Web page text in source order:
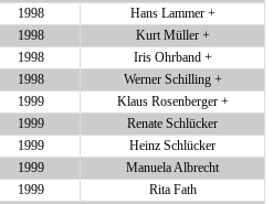
1998
Hans Lammer +
1998
Kurt Müller +
1998
Iris Ohrband +
1998
Werner Schilling +
1999
Klaus Rosenberger +
1999
Renate Schlücker
1999
Heinz Schlücker
1999
Manuela Albrecht
1999
Rita Fath